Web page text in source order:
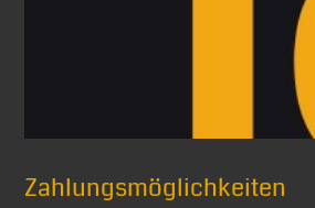
Zahlungsmöglichkeiten